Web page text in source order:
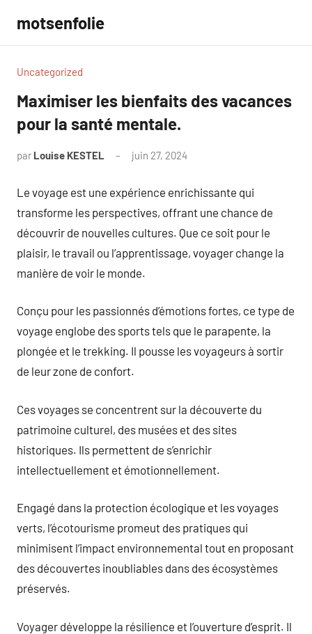
contenu
motsenfolie
Uncategorized
Maximiser les bienfaits des vacances
pour la santé mentale.
par Louise KESTEL juin 27, 2024
Le voyage est une expérience enrichissante qui
transforme les perspectives, offrant une chance de
découvrir de nouvelles cultures. Que ce soit pour le
plaisir, le travail ou l’apprentissage, voyager change la
manière de voir le monde.
Conçu pour les passionnés d’émotions fortes, ce type de
voyage englobe des sports tels que le parapente, la
plongée et le trekking. Il pousse les voyageurs à sortir
de leur zone de confort.
Ces voyages se concentrent sur la découverte du
patrimoine culturel, des musées et des sites
historiques. Ils permettent de s’enrichir
intellectuellement et émotionnellement.
Engagé dans la protection écologique et les voyages
verts, l’écotourisme promeut des pratiques qui
minimisent l’impact environnemental tout en proposant
des découvertes inoubliables dans des écosystèmes
préservés.
Voyager développe la résilience et l’ouverture d’esprit. Il